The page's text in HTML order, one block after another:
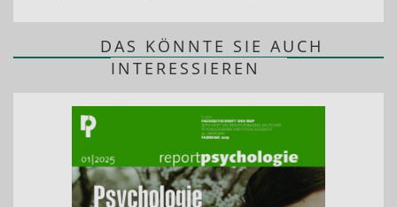
DAS KÖNNTE SIE AUCH
INTERESSIEREN